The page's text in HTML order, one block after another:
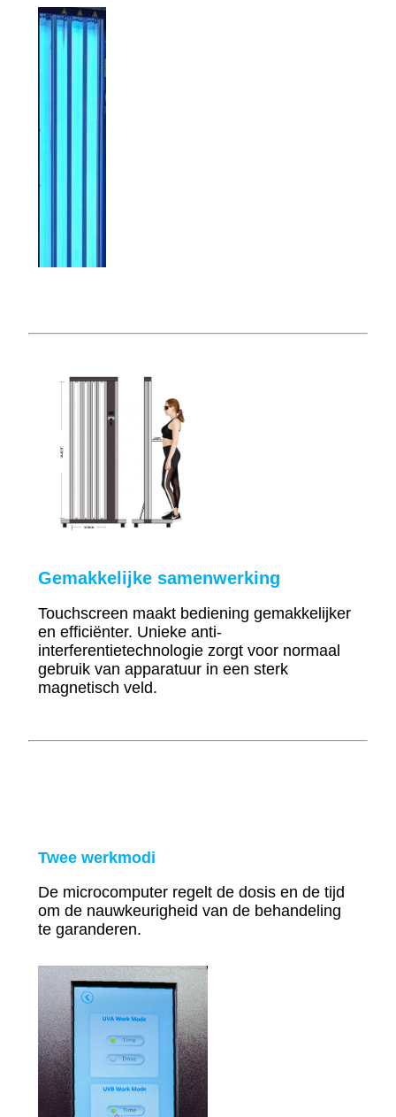
Gemakkelijke samenwerking
Touchscreen maakt bediening gemakkelijker
en efficiënter. Unieke anti-
interferentietechnologie zorgt voor normaal
gebruik van apparatuur in een sterk
magnetisch veld.
Twee werkmodi
De microcomputer regelt de dosis en de tijd
om de nauwkeurigheid van de behandeling
te garanderen.